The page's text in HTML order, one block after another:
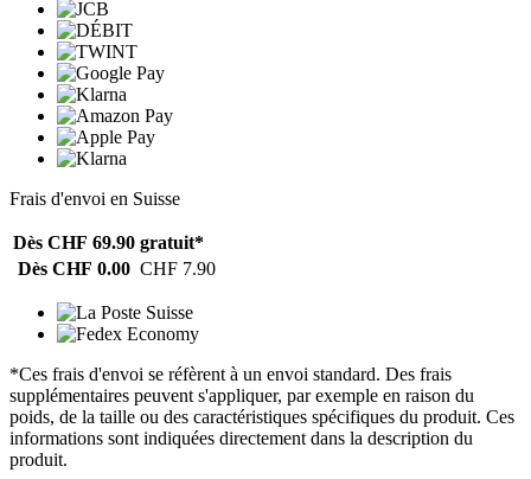
Frais d'envoi en Suisse
Dès CHF 69.90 gratuit*
Dès CHF 0.00 CHF 7.90
*Ces frais d'envoi se réfèrent à un envoi standard. Des frais
supplémentaires peuvent s'appliquer, par exemple en raison du
poids, de la taille ou des caractéristiques spécifiques du produit. Ces
informations sont indiquées directement dans la description du
produit.